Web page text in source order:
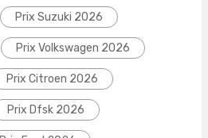
Prix Suzuki 2026
Prix Volkswagen 2026
Prix Citroen 2026
Prix Dfsk 2026